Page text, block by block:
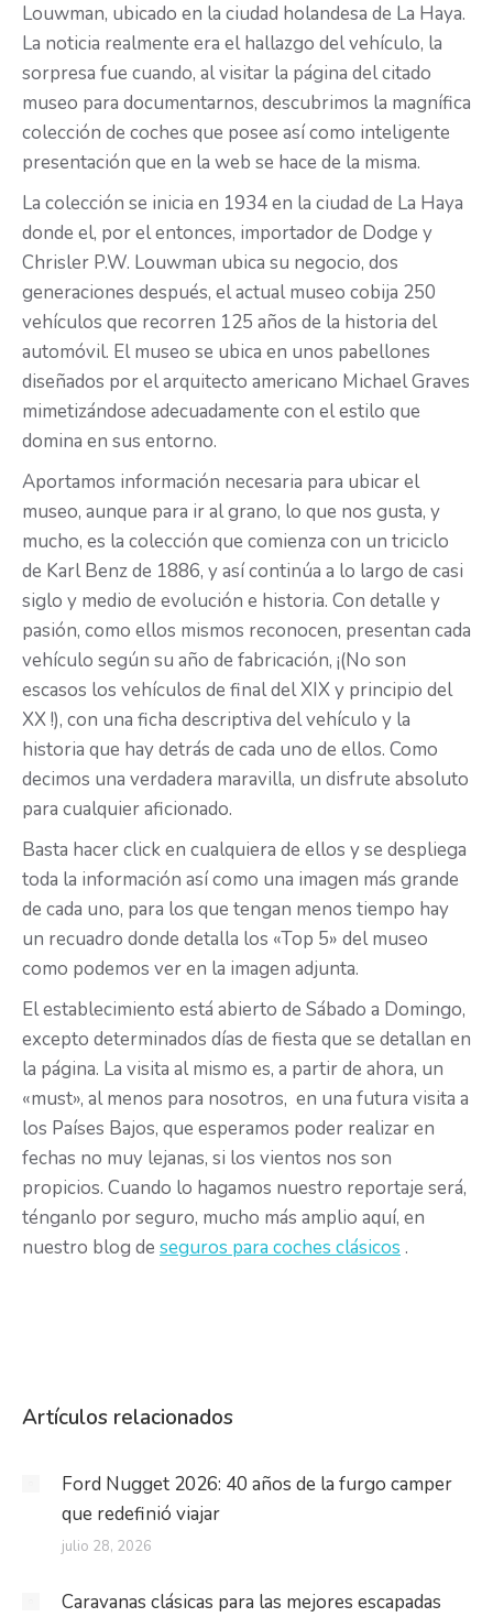
Louwman, ubicado en la ciudad holandesa de La Haya.
La noticia realmente era el hallazgo del vehículo, la
sorpresa fue cuando, al visitar la página del citado
museo para documentarnos, descubrimos la magnífica
colección de coches que posee así como inteligente
presentación que en la web se hace de la misma.
La colección se inicia en 1934 en la ciudad de La Haya
donde el, por el entonces, importador de Dodge y
Chrisler P.W. Louwman ubica su negocio, dos
generaciones después, el actual museo cobija 250
vehículos que recorren 125 años de la historia del
automóvil. El museo se ubica en unos pabellones
diseñados por el arquitecto americano Michael Graves
mimetizándose adecuadamente con el estilo que
domina en sus entorno.
Aportamos información necesaria para ubicar el
museo, aunque para ir al grano, lo que nos gusta, y
mucho, es la colección que comienza con un triciclo
de Karl Benz de 1886, y así continúa a lo largo de casi
siglo y medio de evolución e historia. Con detalle y
pasión, como ellos mismos reconocen, presentan cada
vehículo según su año de fabricación, ¡(No son
escasos los vehículos de final del XIX y principio del
XX !), con una ficha descriptiva del vehículo y la
historia que hay detrás de cada uno de ellos. Como
decimos una verdadera maravilla, un disfrute absoluto
para cualquier aficionado.
Basta hacer click en cualquiera de ellos y se despliega
toda la información así como una imagen más grande
de cada uno, para los que tengan menos tiempo hay
un recuadro donde detalla los «Top 5» del museo
como podemos ver en la imagen adjunta.
El establecimiento está abierto de Sábado a Domingo,
excepto determinados días de fiesta que se detallan en
la página. La visita al mismo es, a partir de ahora, un
«must», al menos para nosotros, en una futura visita a
los Países Bajos, que esperamos poder realizar en
fechas no muy lejanas, si los vientos nos son
propicios. Cuando lo hagamos nuestro reportaje será,
ténganlo por seguro, mucho más amplio aquí, en
nuestro blog de seguros para coches clásicos .
Artículos relacionados
Ford Nugget 2026: 40 años de la furgo camper
que redefinió viajar
julio 28, 2026
Caravanas clásicas para las mejores escapadas